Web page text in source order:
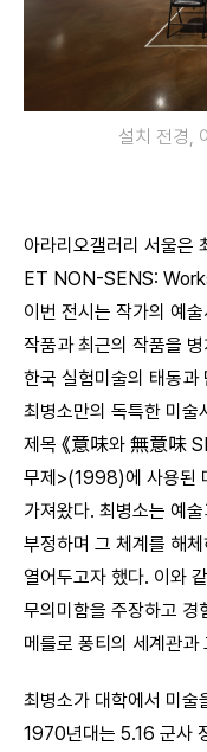
설치 전경,
아라리오갤러리 서울은
ET NON-SENS:
이번 전시는 작가의 예
작품과 최근의 작품을
한국 실험미술의 태동과
최병소만의 독특한 미술
제목 《意味와 無意味
무제>(1998)에 사용된
가져왔다. 최병소는 예
부정하며 그 체계를 해
열어두고자 했다. 이와
무의미함을 주장하고 경
메를로 퐁티의 세계관과
최병소가 대학에서 미술
1970년대는 5.16 군사